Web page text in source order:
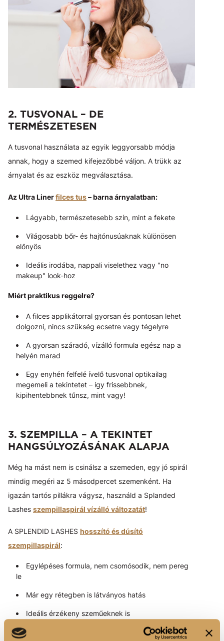
2. TUSVONAL – DE
TERMÉSZETESEN
A tusvonal használata az egyik leggyorsabb módja
annak, hogy a szemed kifejezőbbé váljon. A trükk az
árnyalat és az eszköz megválasztása.
Az Ultra Linerfilces tus– barna árnyalatban:
Lágyabb, természetesebb szín, mint a fekete
Világosabb bőr- és hajtónusúaknak különösen
előnyös
Ideális irodába, nappali viselethez vagy "no
makeup" look-hoz
Miért praktikus reggelre?
A filces applikátorral gyorsan és pontosan lehet
dolgozni, nincs szükség ecsetre vagy tégelyre
A gyorsan száradó, vízálló formula egész nap a
helyén marad
Egy enyhén felfelé ívelő tusvonal optikailag
megemeli a tekintetet – így frissebbnek,
kipihentebbnek tűnsz, mint vagy!
3. SZEMPILLA – A TEKINTET
HANGSÚLYOZÁSÁNAK ALAPJA
Még ha mást nem is csinálsz a szemeden, egy jó spirál
mindig megéri az 5 másodpercet szemenként. Ha
igazán tartós pillákra vágysz, használd a Splanded
Lashes szempillaspirál vízálló változatát!
A SPLENDID LASHES hosszító és dúsító
szempillaspirál:
Egylépéses formula, nem csomósodik, nem pereg
le
Már egy rétegben is látványos hatás
Ideális érzékeny szeműeknek is
Tanács: A szempillaspirált cikkcakkos mozdulatokkal